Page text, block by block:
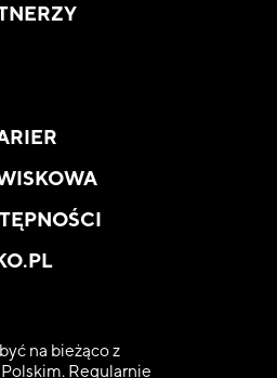
na bieżąco z
Regularnie